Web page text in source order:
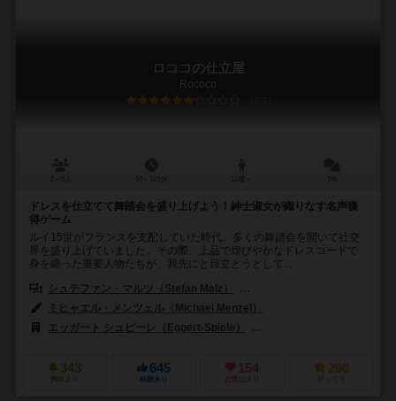
ロココの仕立屋
Rococo
6.7
ドレスを仕立てて舞踏会を盛り上げよう！紳士淑女が織りなす名声獲
得ゲーム
ルイ15世がフランスを支配していた時代。多くの舞踏会を開いて社交
界を盛り上げていました。その際、上品で煌びやかなドレスコードで
身を纏った重要人物たちが、我先にと目立とうとして...
シュテファン・マルツ（Stefan Malz）
ミヒャエル・メンツェル（Michael Menzel）
エッガート シュピーレ（Eggert-Spiele）
343
興味あり
645
経験あり
154
お気に入り
290
持ってる